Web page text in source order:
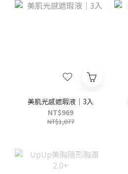
美肌光感遮瑕液｜3入
NT$969
NT$1,077